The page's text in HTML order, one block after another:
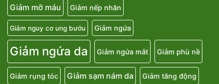
Giảm mỡ máu Giảm nếp nhăn
Giảm nguy cơ ung bướu Giảm ngứa
Giảm ngứa da Giảm ngứa mắt Giảm phù nề
Giảm rụng tóc Giảm sạm nám da Giảm tăng động